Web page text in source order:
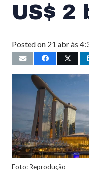
US$ 2
Posted on 21 abr às
Foto: Reprodução